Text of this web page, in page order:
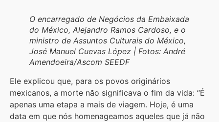
O encarregado de Negócios da Embaixada
do México, Alejandro Ramos Cardoso, e o
ministro de Assuntos Culturais do México,
José Manuel Cuevas López | Fotos: André
Amendoeira/Ascom SEEDF
Ele explicou que, para os povos originários
mexicanos, a morte não significava o fim da vida: “É
apenas uma etapa a mais de viagem. Hoje, é uma
data em que nós homenageamos aqueles que já não